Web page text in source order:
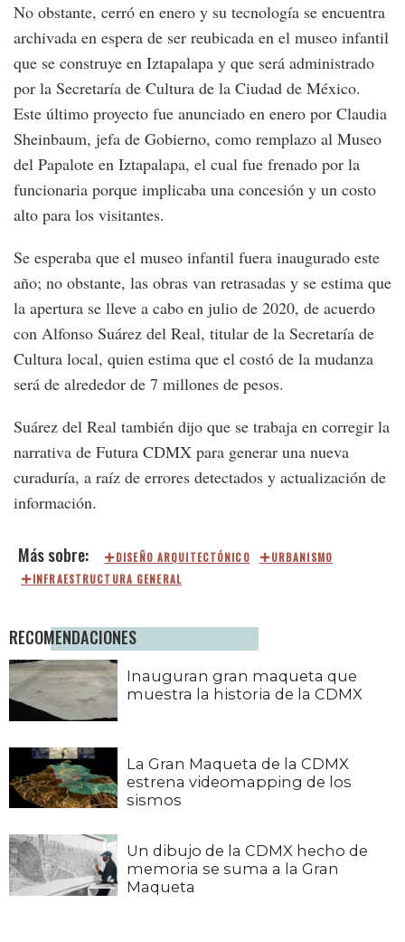
No obstante, cerró en enero y su tecnología se encuentra
archivada en espera de ser reubicada en el museo infantil
que se construye en Iztapalapa y que será administrado
por la Secretaría de Cultura de la Ciudad de México.
Este último proyecto fue anunciado en enero por Claudia
Sheinbaum, jefa de Gobierno, como remplazo al Museo
del Papalote en Iztapalapa, el cual fue frenado por la
funcionaria porque implicaba una concesión y un costo
alto para los visitantes.
Se esperaba que el museo infantil fuera inaugurado este
año; no obstante, las obras van retrasadas y se estima que
la apertura se lleve a cabo en julio de 2020, de acuerdo
con Alfonso Suárez del Real, titular de la Secretaría de
Cultura local, quien estima que el costó de la mudanza
será de alrededor de 7 millones de pesos.
Suárez del Real también dijo que se trabaja en corregir la
narrativa de Futura CDMX para generar una nueva
curaduría, a raíz de errores detectados y actualización de
información.
DISEÑO ARQUITECTÓNICO
URBANISMO
INFRAESTRUCTURA GENERAL
RECOMENDACIONES
Inauguran gran maqueta que
muestra la historia de la CDMX
La Gran Maqueta de la CDMX
estrena videomapping de los
sismos
Un dibujo de la CDMX hecho de
memoria se suma a la Gran
Maqueta